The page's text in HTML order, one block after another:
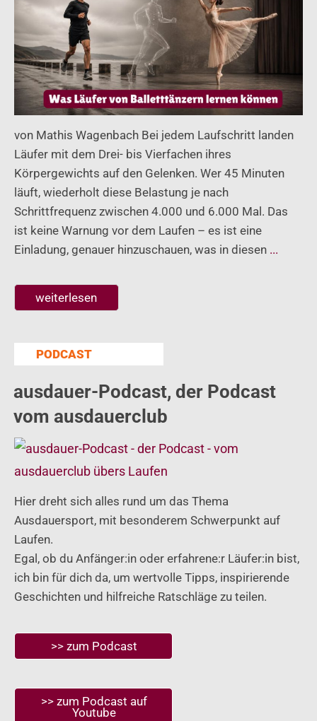
von Mathis Wagenbach Bei jedem Laufschritt landen
Läufer mit dem Drei- bis Vierfachen ihres
Körpergewichts auf den Gelenken. Wer 45 Minuten
läuft, wiederholt diese Belastung je nach
Schrittfrequenz zwischen 4.000 und 6.000 Mal. Das
ist keine Warnung vor dem Laufen – es ist eine
Einladung, genauer hinzuschauen, was in diesen ...
weiterlesen
PODCAST
ausdauer-Podcast, der Podcast
vom ausdauerclub
Hier dreht sich alles rund um das Thema
Ausdauersport, mit besonderem Schwerpunkt auf
Laufen.
Egal, ob du Anfänger:in oder erfahrene:r Läufer:in bist,
ich bin für dich da, um wertvolle Tipps, inspirierende
Geschichten und hilfreiche Ratschläge zu teilen.
>> zum Podcast
>> zum Podcast auf
Youtube